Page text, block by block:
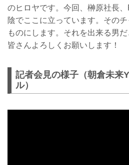
のヒロヤです。今回、榊原社長
陰でここに立っています。その
ものにします。それを出来る男
皆さんよろしくお願いします！
記者会見の様子（朝倉未来
ル）